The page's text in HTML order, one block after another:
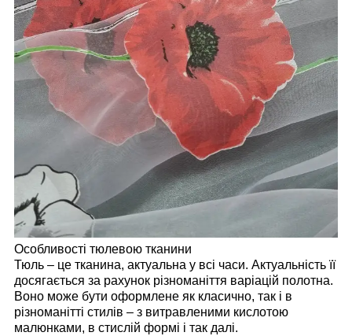
Особливості тюлевою тканини
Тюль – це тканина, актуальна у всі часи. Актуальність її
досягається за рахунок різноманіття варіацій полотна.
Воно може бути оформлене як класично, так і в
різноманітті стилів – з витравленими кислотою
малюнками, в стислій формі і так далі.